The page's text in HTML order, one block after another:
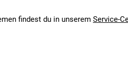
bei Fahrrädern
findest du in unserem Service-